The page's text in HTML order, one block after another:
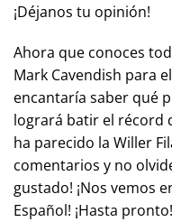
¡Déjanos tu opinión!
Ahora que conoces
Mark Cavendish para
encantaría saber qué
logrará batir el récord
ha parecido la Willer
comentarios y no
gustado! ¡Nos vemos
Español! ¡Hasta pronto!